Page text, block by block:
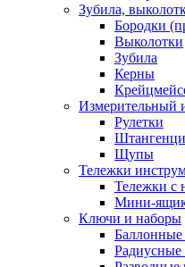
Зубила,
Бородки
Выколотки
Зубила
Керны
Измерительный
Рулетки
Щупы
Тележки
Тележки с
Мини-ящик
Ключи и наборы